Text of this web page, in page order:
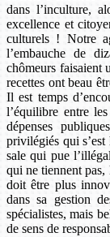
dans l’inculture,
excellence et
culturels ! Notre
l’embauche de
chômeurs faisaient
recettes ont beau
Il est temps
l’équilibre entre
dépenses
privilégiés qui s’est
sale qui pue
qui ne tiennent pas,
doit être plus
dans sa gestion
spécialistes, mais
de sens de